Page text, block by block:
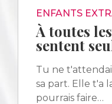
ENFANTS
À toutes
sentent
Tu ne
sa part. Elle t'a
pourrais faire…